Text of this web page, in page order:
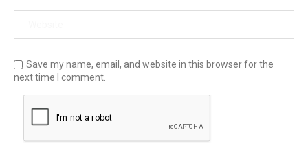
Save my name, email, and website in this browser for the
next time I comment.